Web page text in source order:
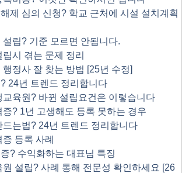
제 심의 신청? 학교 근처에 시설 설치계획
설립? 기준 모르면 안됩니다.
시 겪는 문제 정리
행정사 잘 찾는 방법 [25년 수정]
24년 트렌드 정리합니다
교육원? 바뀐 설립요건은 이렇습니다
증? 1년 고생해도 등록 못하는 경우
드는법? 24년 트렌드 정리합니다
등록 사례
? 수익화하는 대표님 특징
원 설립? 사례 통해 전문성 확인하세요 [26